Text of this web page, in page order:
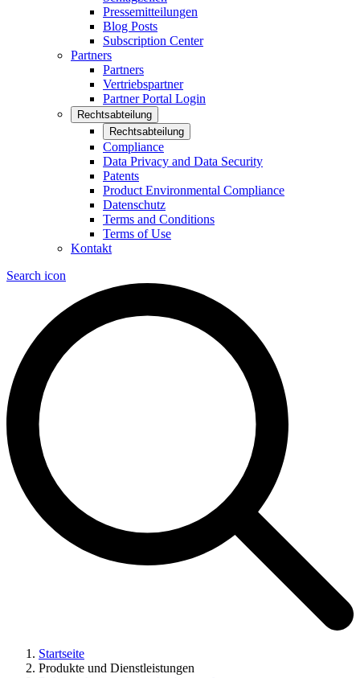
Pressemitteilungen
Blog Posts
Subscription Center
Partners
Partners
Vertriebspartner
Partner Portal Login
Rechtsabteilung
Rechtsabteilung
Compliance
Data Privacy and Data Security
Patents
Product Environmental Compliance
Datenschutz
Terms and Conditions
Terms of Use
Kontakt
Search icon
Startseite
Produkte und Dienstleistungen